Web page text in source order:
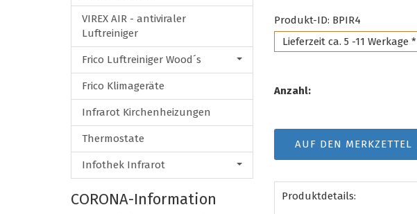
VIREX AIR - antiviraler
Luftreiniger
Frico Luftreiniger Wood´s
Frico Klimageräte
Infrarot Kirchenheizungen
Thermostate
Infothek Infrarot
CORONA-Information
Produkt-ID: BPIR4
Lieferzeit ca. 5 -11 Werkage *
Anzahl:
AUF DEN MERKZETTEL
Produktdetails: